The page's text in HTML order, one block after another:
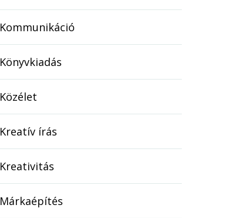
Kommunikáció
Könyvkiadás
Közélet
Kreatív írás
Kreativitás
Márkaépítés